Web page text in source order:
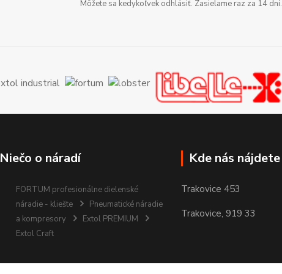
Môžete sa kedykoľvek odhlásiť. Zasielame raz za 14 dní.
Niečo o náradí
FORTUM profesionálne dielenské
náradie - kliešte
Pneumatické náradie
a kompresory
Extol PREMIUM
Extol Craft
Kde nás nájdete
Trakovice 453
Trakovice, 919 33